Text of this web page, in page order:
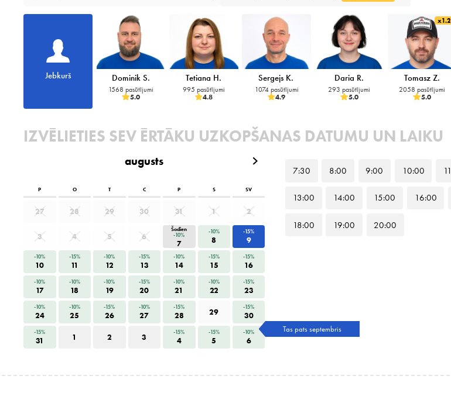
Jebkurš Dominik S.
1568 pasūtījumi
5.0
Tetiana H.
995 pasūtījumi
4.8
Sergejs K.
1074 pasūtījumi
4.9
Daria R.
293 pasūtījumi
5.0
x1.2
Tomasz Z.
2058 pasūtījumi
5.0
IZVĒLIETIES SEV ĒRTĀKU UZKOPŠANAS DATUMU UN LAIKU
augusts
P O T C P S SV
27 28 29 30 31 1 2
3 4 5 6
Šodien
-10%
7
-10%
8
-15%
9
-10%
10
-15%
11
-10%
12
-15%
13
-10%
14
-15%
15
-15%
16
-10%
17
-10%
18
-10%
19
-15%
20
-10%
21
-10%
22
-15%
23
-10%
24
-10%
25
-15%
26
-10%
27
-15%
28 29 -15%
30
-15%
31 1 2 3 -15%
4
-15%
5
-10%
6
Tas pats septembris
7:30 8:00 9:00 10:00 11
13:00 14:00 15:00 16:00
18:00 19:00 20:00